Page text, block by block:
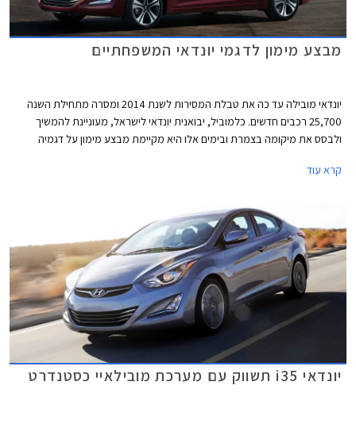
מבצע מימון לדגמי יונדאי המשפחתיים
יונדאי מובילה עד כה את טבלת המסירות לשנת 2014 ומסרה מתחילת השנה
25,700 רכבים חדשים. כלמוביל, יבואנית יונדאי לישראל, מעוניינת להמשיך
ולבסס את מיקומה בצמרת ובימים אלו היא מקיימת מבצע מימון על דגמיה
במסגרת המבצע מאפשרת החברה לשלם מקדמה שגובהה תלוי בין היתר בדגם
בתום שלוש שנים, שגובהו נגזר מהדגם הנבחר ומגובה המקדמה. המבצע בתוקף
עד ה- 31.10.2014.
קרא עוד
יונדאי i35 תשווק עם מערכת מובילאיי כסטנדרט